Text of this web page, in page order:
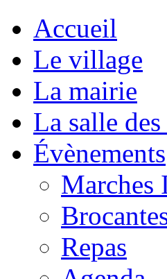
Accueil
Le village
La mairie
La salle des
Évènements
Marches
Repas